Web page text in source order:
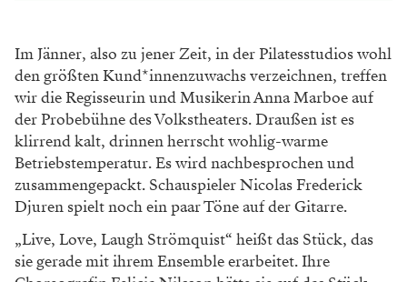
Im Jänner, also zu jener Zeit, in der Pilatesstudios wohl
den größten Kund*innenzuwachsverzeichnen, treffen
wir die Regisseurin undMusikerin Anna Marboe auf
der Probebühnedes Volkstheaters. Draußen ist es
klirrend kalt, drinnen herrscht wohlig-warme
Betriebstemperatur. Es wird nachbesprochen und
zusammengepackt. Schauspieler Nicolas Frederick
Djuren spielt noch ein paar Töne auf der Gitarre.
„Live, Love, Laugh Strömquist“ heißt das Stück, das
sie gerade mit ihrem Ensemble erarbeitet. Ihre